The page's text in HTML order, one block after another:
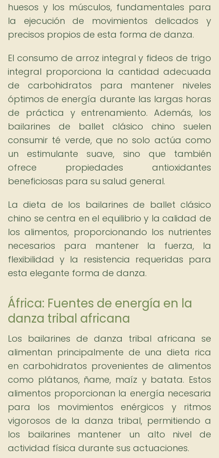
huesos y los músculos, fundamentales para
la ejecución de movimientos delicados y
precisos propios de esta forma de danza.
El consumo de arroz integral y fideos de trigo
integral proporciona la cantidad adecuada
de carbohidratos para mantener niveles
óptimos de energía durante las largas horas
de práctica y entrenamiento. Además, los
bailarines de ballet clásico chino suelen
consumir té verde, que no solo actúa como
un estimulante suave, sino que también
ofrece propiedades antioxidantes
beneficiosas para su salud general.
La dieta de los bailarines de ballet clásico
chino se centra en el equilibrio y la calidad de
los alimentos, proporcionando los nutrientes
necesarios para mantener la fuerza, la
flexibilidad y la resistencia requeridas para
esta elegante forma de danza.
África: Fuentes de energía en la
danza tribal africana
Los bailarines de danza tribal africana se
alimentan principalmente de una dieta rica
en carbohidratos provenientes de alimentos
como plátanos, ñame, maíz y batata. Estos
alimentos proporcionan la energía necesaria
para los movimientos enérgicos y ritmos
vigorosos de la danza tribal, permitiendo a
los bailarines mantener un alto nivel de
actividad física durante sus actuaciones.